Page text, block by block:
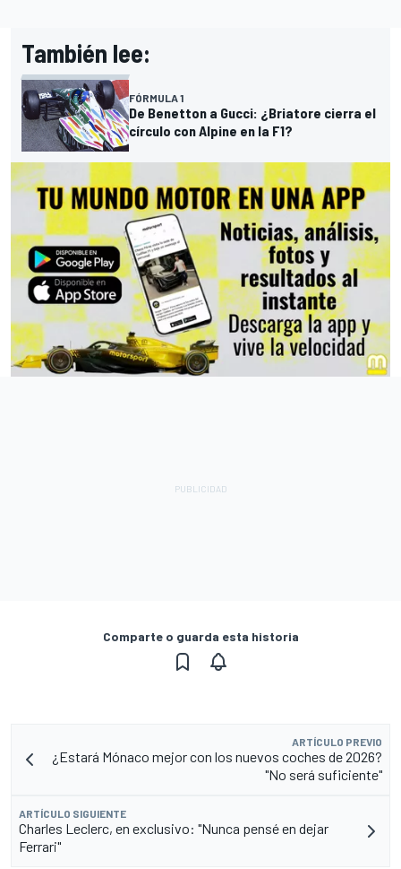
También lee:
FÓRMULA 1
De Benetton a Gucci: ¿Briatore cierra el
círculo con Alpine en la F1?
Comparte o guarda esta historia
ARTÍCULO PREVIO
¿Estará Mónaco mejor con los nuevos coches de 2026?
"No será suficiente"
ARTÍCULO SIGUIENTE
Charles Leclerc, en exclusivo: "Nunca pensé en dejar
Ferrari"